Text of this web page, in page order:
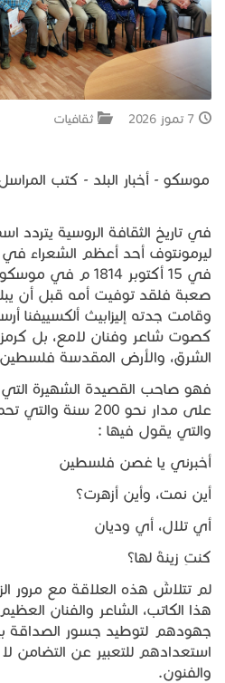
يحكى أن
من نحن
7 تموز 2026 ثقافيات
موسكو - أخبار البلد - كتب
في تاريخ الثقافة الروسية يتردد
ليرمونتوف أحد أعظم الشعراء في
في 15 أكتوبر
صعبة فلقد توفيت أمه قبل أن
وقامت جدته إليزابيث ألكسييفنا
كصوت شاعر وفنان لامع، بل
الشرق، والأرض المقدسة
فهو صاحب القصيدة الشهيرة
على مدار نحو 200
والتي يقول فيها :
أخبرني يا غصن فلسطين
أين نمت، وأين أزهرت؟
أي تلال، أي وديان
كنتِ زينةً لها؟
لم تتلاشَ هذه العلاقة مع مرور
هذا الكاتب، الشاعر والفنان
جهودهم لتوطيد جسور الصداقة
استعدادهم للتعبير عن التضامن لا
والفنون.